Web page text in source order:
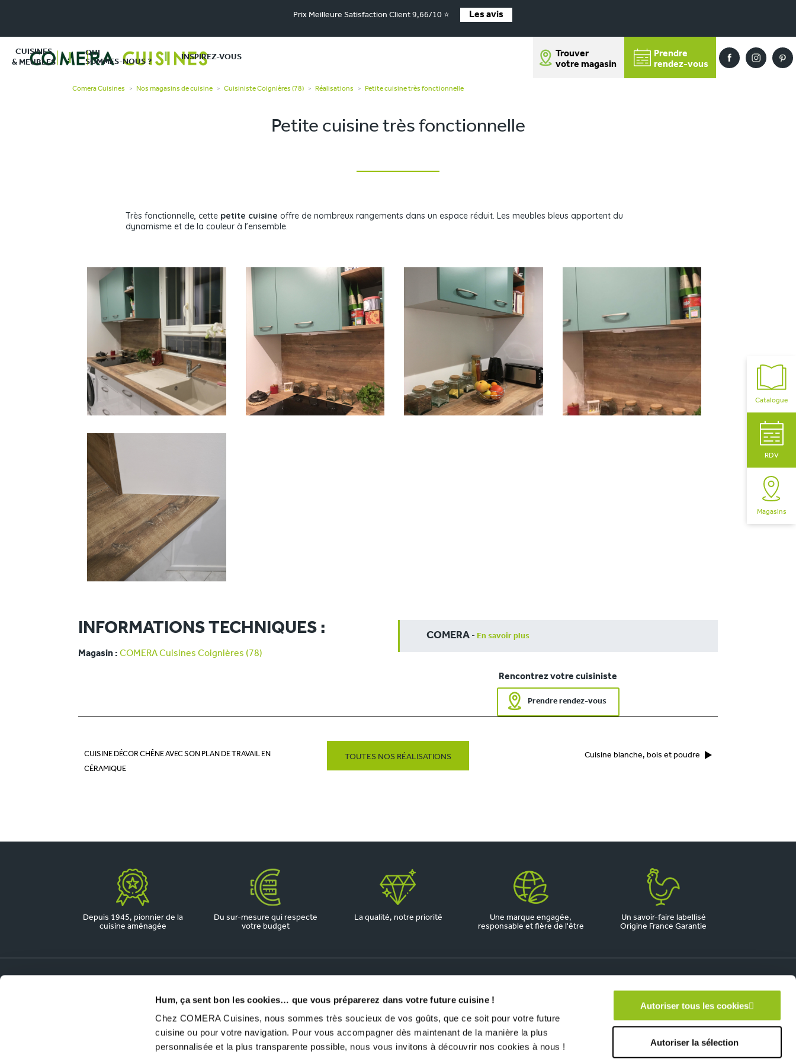
Hum, ça sent bon les cookies… que vous préparerez dans votre future cuisine !
Chez COMERA Cuisines, nous sommes très soucieux de vos goûts, que ce soit pour votre future
cuisine ou pour votre navigation. Pour vous accompagner dès maintenant de la manière la plus
personnalisée et la plus transparente possible, nous vous invitons à découvrir nos cookies à nous !
Autoriser tous les cookies
Autoriser la sélection
Prix Meilleure Satisfaction Client 9,66/10 ⭐ Les avis
CUISINES
& MEUBLES
QUI
SOMMES-NOUS ?
INSPIREZ-VOUS
Trouver
votre magasin
Prendre
rendez-vous
Catalogue
RDV
Magasins
Comera Cuisines > Nos magasins de cuisine > Cuisiniste Coignières (78) > Réalisations > Petite cuisine très fonctionnelle
Petite cuisine très fonctionnelle
Très fonctionnelle, cette petite cuisine offre de nombreux rangements dans un espace réduit. Les meubles bleus apportent du
dynamisme et de la couleur à l’ensemble.
INFORMATIONS TECHNIQUES :
Magasin : COMERA Cuisines Coignières (78)
COMERA - En savoir plus
Rencontrez votre cuisiniste
Prendre rendez-vous
CUISINE DÉCOR CHÊNE AVEC SON PLAN DE TRAVAIL EN
CÉRAMIQUE
TOUTES NOS RÉALISATIONS Cuisine blanche, bois et poudre
Depuis 1945, pionnier de la
cuisine aménagée
Du sur-mesure qui respecte
votre budget
La qualité, notre priorité
Une marque engagée,
responsable et fière de l'être
Un savoir-faire labellisé
Origine France Garantie
Ouvrir un magasin COMERA Cuisines